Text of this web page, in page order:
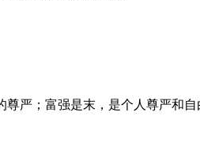
尊严；富强是末，是个人尊严和